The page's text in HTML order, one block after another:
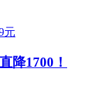
降1700！